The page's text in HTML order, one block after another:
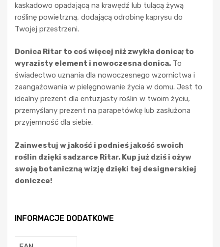
kaskadowo opadającą na krawędź lub tulącą żywą
roślinę powietrzną, dodającą odrobinę kaprysu do
Twojej przestrzeni.
Donica Ritar to coś więcej niż zwykła donica; to
wyrazisty element i nowoczesna donica. To
świadectwo uznania dla nowoczesnego wzornictwa i
zaangażowania w pielęgnowanie życia w domu. Jest to
idealny prezent dla entuzjasty roślin w twoim życiu,
przemyślany prezent na parapetówkę lub zasłużona
przyjemność dla siebie.
Zainwestuj w jakość i podnieś jakość swoich
roślin dzięki sadzarce Ritar. Kup już dziś i ożyw
swoją botaniczną wizję dzięki tej designerskiej
doniczce!
INFORMACJE DODATKOWE